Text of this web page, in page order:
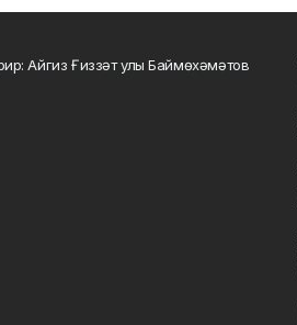
Айгиз Ғиззәт улы Баймөхәмәтов